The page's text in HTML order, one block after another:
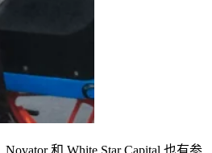
Novator和 White Star Capital 也有参